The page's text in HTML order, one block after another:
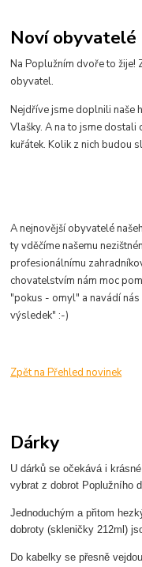
Noví obyvatelé
Na Poplužním dvoře to žije!
obyvatel.
Nejdříve jsme doplnili naše
Vlašky. A na to jsme dostali
kuřátek. Kolik z nich budou
A nejnovější obyvatelé
ty vděčíme našemu
profesionálnímu
chovatelstvím nám moc
"pokus - omyl" a navádí
výsledek" :-)
Zpět na Přehled novinek
Dárky
U dárků se očekává i
vybrat z dobrot Poplužního
Jednoduchým a přitom
dobroty (skleničky 212ml)
Do kabelky se přesně